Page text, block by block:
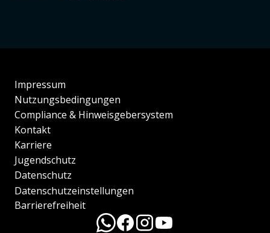
Impressum
Nutzungsbedingungen
Compliance & Hinweisgebersystem
Kontakt
Karriere
Jugendschutz
Datenschutz
Datenschutzeinstellungen
Barrierefreiheit